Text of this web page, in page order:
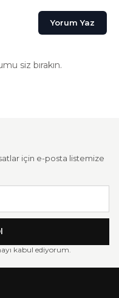
Yorum Yaz
siz bırakın.
için e-posta listemize
kabul ediyorum.